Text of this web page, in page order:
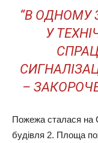
“В ОДНОМУ
У
–
Пожежа сталася на
будівля 2. Площа